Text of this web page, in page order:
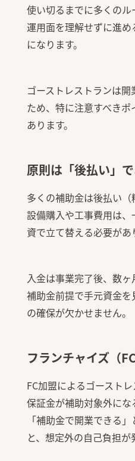
使い切るまでに多くのル
運用面を理解せずに進
になります。
ゴーストレストランは
ため、特に注意すべき
あります。
原則は「後払い」
多くの補助金は後払い（
設備購入や工事費用は
資で立て替える必要があ
入金は事業完了後、数ヶ
補助金前提で手元資金
の確保が欠かせません。
フランチャイズ（
FC加盟によるゴースト
保証金が補助対象外にな
「補助金で開業できる
と、想定外の自己負担が